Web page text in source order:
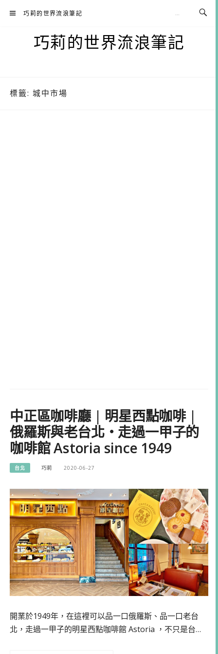
巧莉的世界流浪筆記
巧莉的世界流浪筆記
標籤: 城中市場
中正區咖啡廳 | 明星西點咖啡 |
俄羅斯與老台北・走過一甲子的
咖啡館 Astoria since 1949
台北 巧莉 2020-06-27
開業於1949年，在這裡可以品一口俄羅斯、品一口老台
北，走過一甲子的明星西點咖啡館 Astoria ，不只是台…